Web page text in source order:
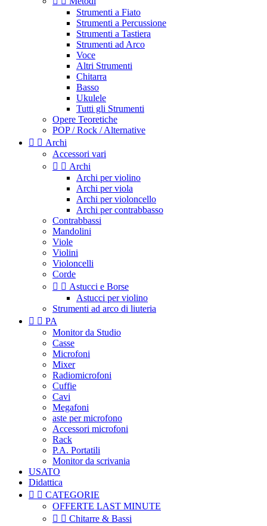
Strumenti a Fiato
Strumenti a Percussione
Strumenti a Tastiera
Strumenti ad Arco
Voce
Altri Strumenti
Chitarra
Basso
Ukulele
Tutti gli Strumenti
Opere Teoretiche
POP / Rock / Alternative
  Archi
Accessori vari
  Archi
Archi per violino
Archi per viola
Archi per violoncello
Archi per contrabbasso
Contrabbassi
Mandolini
Viole
Violini
Violoncelli
Corde
  Astucci e Borse
Astucci per violino
Strumenti ad arco di liuteria
  PA
Monitor da Studio
Casse
Microfoni
Mixer
Radiomicrofoni
Cuffie
Cavi
Megafoni
aste per microfono
Accessori microfoni
Rack
P.A. Portatili
Monitor da scrivania
USATO
Didattica
  CATEGORIE
OFFERTE LAST MINUTE
  Chitarre & Bassi